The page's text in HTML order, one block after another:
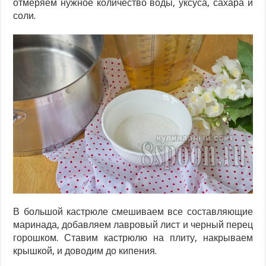
отмеряем нужное количество воды, уксуса, сахара и
соли.
В большой кастрюле смешиваем все составляющие
маринада, добавляем лавровый лист и черный перец
горошком. Ставим кастрюлю на плиту, накрываем
крышкой, и доводим до кипения.